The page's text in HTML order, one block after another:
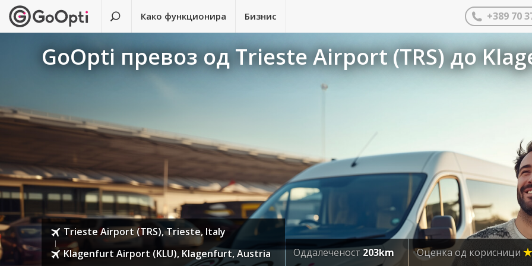
Како функционира Бизнис +389 70
GoOpti превоз од Trieste Airport (TRS) до
Trieste Airport (TRS), Trieste, Italy
Klagenfurt Airport (KLU), Klagenfurt, Austria
Оддалеченост 203km Оценка од корисници